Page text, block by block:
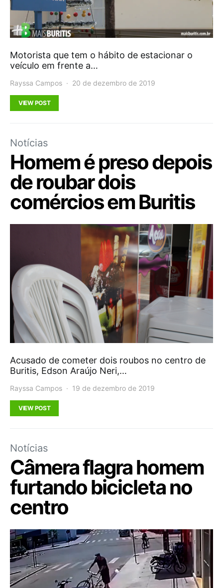
Motorista que tem o hábito de estacionar o
veículo em frente a…
Rayssa Campos 20 de dezembro de 2019
VIEW POST
Notícias
Homem é preso depois
de roubar dois
comércios em Buritis
Acusado de cometer dois roubos no centro de
Buritis, Edson Araújo Neri,…
Rayssa Campos 19 de dezembro de 2019
VIEW POST
Notícias
Câmera flagra homem
furtando bicicleta no
centro